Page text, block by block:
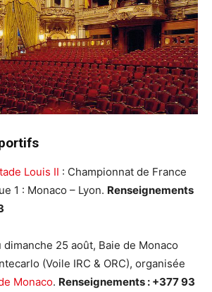
Louis II : Championnat de France
1 : Monaco – Lyon. Renseignements
dimanche 25 août, Baie de Monaco
(Voile IRC & ORC), organisée
Monaco. Renseignements : +377 93